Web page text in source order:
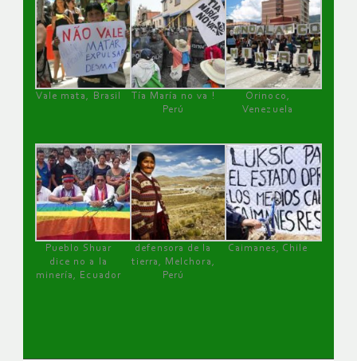
Vale mata, Brasil
Tía María no va !
Perú
Orinoco,
Venezuela
Pueblo Shuar
dice no a la
minería, Ecuador
defensora de la
tierra, Melchora,
Perú
Caimanes, Chile